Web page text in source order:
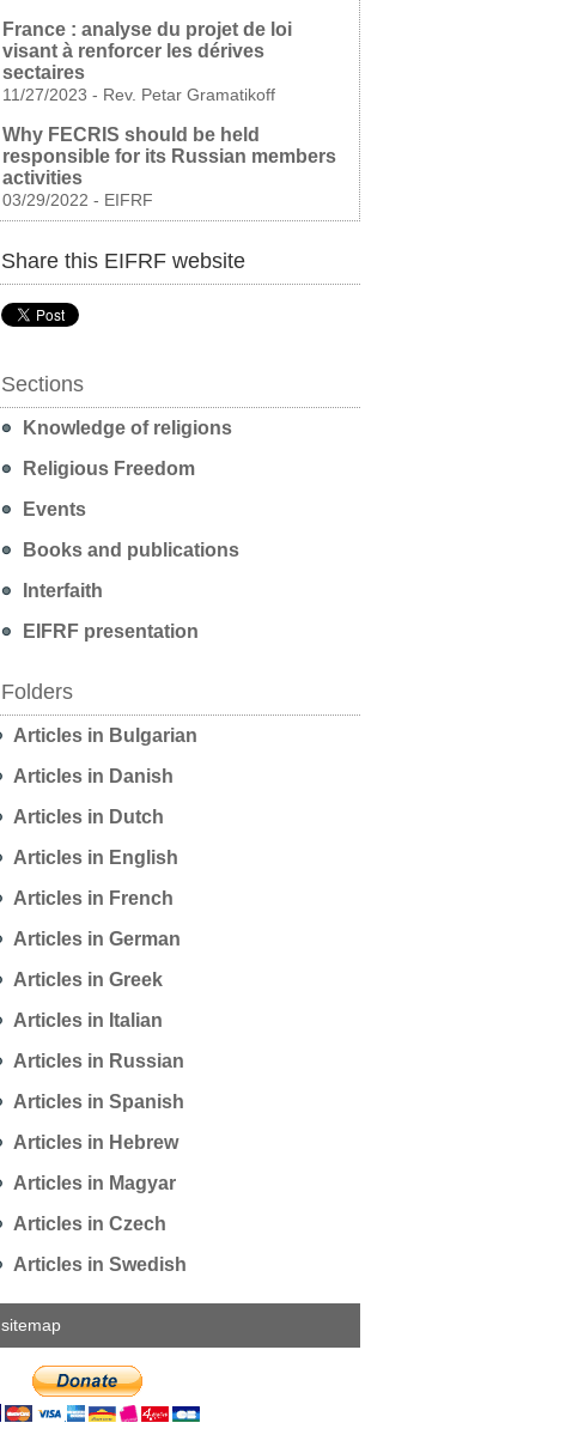
France : analyse du projet de loi
visant à renforcer les dérives
sectaires
11/27/2023 - Rev. Petar Gramatikoff
Why FECRIS should be held
responsible for its Russian members
activities
03/29/2022 - EIFRF
Share this EIFRF website
Sections
Knowledge of religions
Religious Freedom
Events
Books and publications
Interfaith
EIFRF presentation
Folders
Articles in Bulgarian
Articles in Danish
Articles in Dutch
Articles in English
Articles in French
Articles in German
Articles in Greek
Articles in Italian
Articles in Russian
Articles in Spanish
Articles in Hebrew
Articles in Magyar
Articles in Czech
Articles in Swedish
sitemap